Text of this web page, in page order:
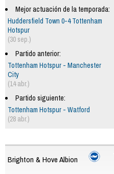
Mejor actuación de la temporada:
Huddersfield Town 0-4 Tottenham
Hotspur
(30 sep.)
Partido anterior:
Tottenham Hotspur - Manchester
City
(14 abr.)
Partido siguiente:
Tottenham Hotspur - Watford
(28 abr.)
Brighton & Hove Albion